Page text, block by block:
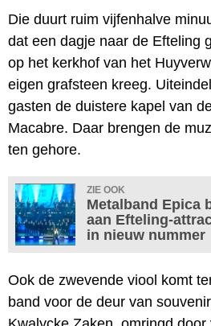
Die duurt ruim vijfenhalve
dat een dagje naar de Efteling
op het kerkhof van het
eigen grafsteen kreeg.
gasten de duistere kapel van
Macabre. Daar brengen de
ten gehore.
ZIE OOK
Metalband Epica
aan Efteling-
in nieuw nummer
Ook de zwevende viool komt
band voor de deur van